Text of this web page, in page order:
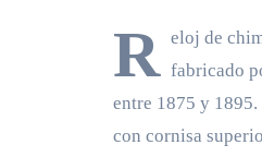
R eloj de
fabricado
entre 1875 y
con cornisa